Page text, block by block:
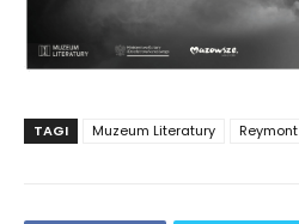
TAGI Muzeum Literatury Reymont